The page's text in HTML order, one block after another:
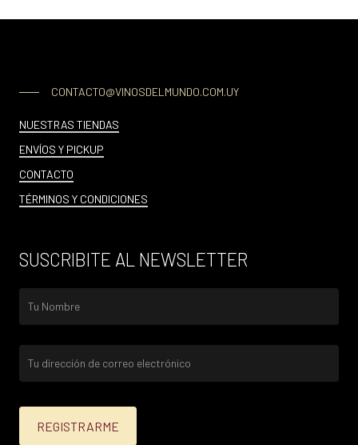
CONTACTO@VINOSDELMUNDO.COM.UY
NUESTRAS TIENDAS
ENVÍOS Y PICKUP
CONTACTO
TÉRMINOS Y CONDICIONES
SUSCRIBITE AL NEWSLETTER